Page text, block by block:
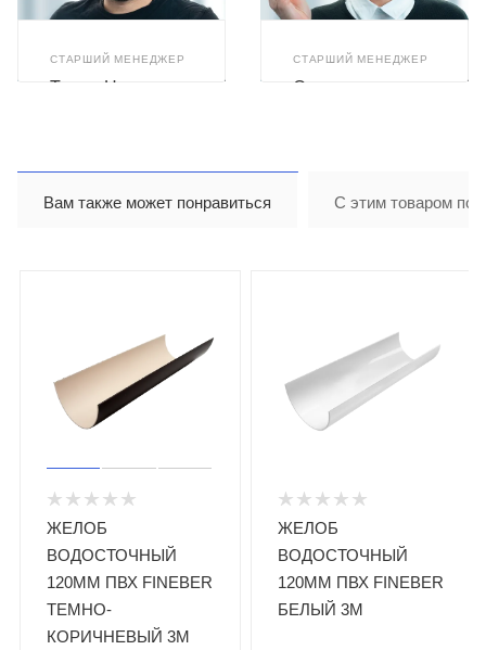
СТАРШИЙ МЕНЕДЖЕР
Тимур Назиров
СТАРШИЙ МЕНЕДЖЕР
Светлана
Вам также может понравиться С этим товаром
ЖЕЛОБ
ВОДОСТОЧНЫЙ
120ММ ПВХ FINEBER
ТЕМНО-
КОРИЧНЕВЫЙ 3М
ЖЕЛОБ
ВОДОСТОЧНЫЙ
120ММ ПВХ FINEBER
БЕЛЫЙ 3М